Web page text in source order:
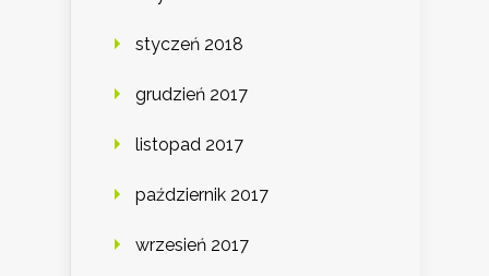
styczeń 2018
grudzień 2017
listopad 2017
październik 2017
wrzesień 2017